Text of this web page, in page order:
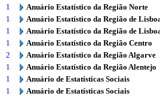
1
Anuário Estatístico da Região Norte
1
Anuário Estatístico da Região de
1
Anuário Estatístico da Região de
1
Anuário Estatístico da Região Centro
2
Anuário Estatístico da Região Algarve
1
Anuário Estatístico da Região Alentejo
1
Anuário de Estatísticas Sociais
1
Anuário de Estatísticas Sociais